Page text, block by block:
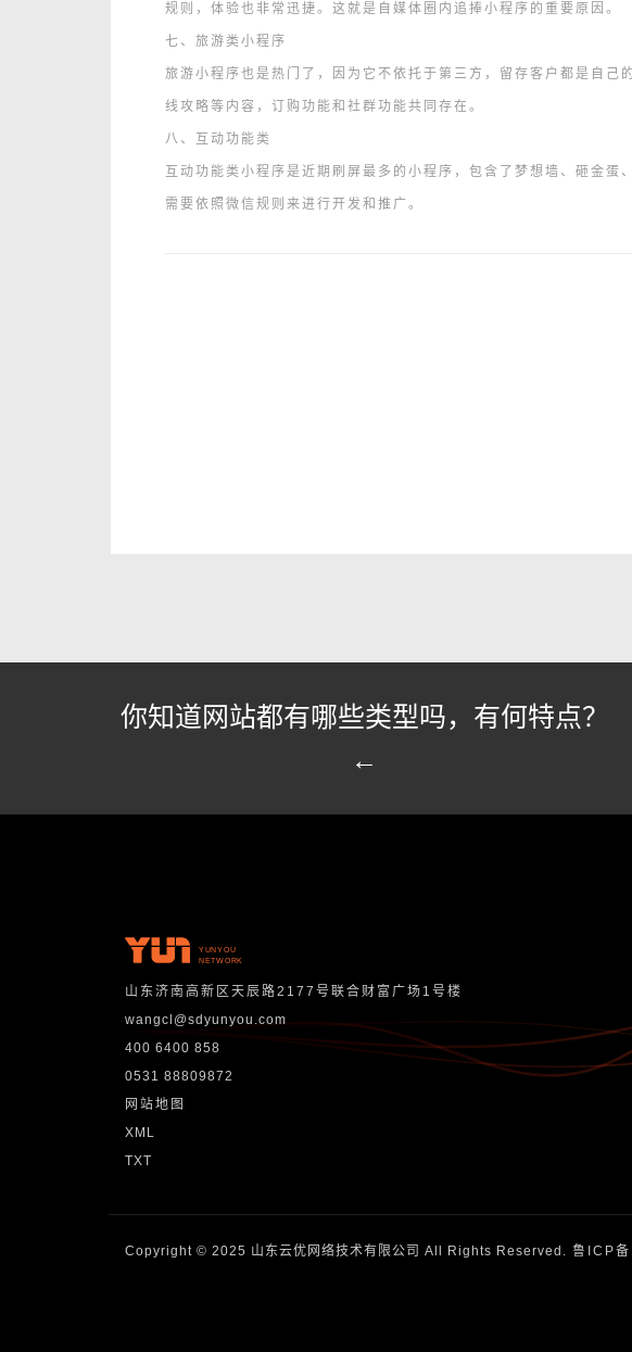
规则，体验也非常迅捷。这就是自媒体圈内追捧小程序的重要原因。
七、旅游类小程序
旅游小程序也是热门了，因为它不依托于第三方，留存客户都是自
线攻略等内容，订购功能和社群功能共同存在。
八、互动功能类
互动功能类小程序是近期刷屏最多的小程序，包含了梦想墙、砸金
需要依照微信规则来进行开发和推广。
你知道网站都有哪些类型吗，有何特点？
←
YUNYOU
NETWORK
山东济南高新区天辰路2177号联合财富广场1号楼
wangcl@sdyunyou.com
400 6400 858
0531 88809872
网站地图
XML
TXT
Copyright © 2025 山东云优网络技术有限公司 All Rights Reserved. 鲁ICP